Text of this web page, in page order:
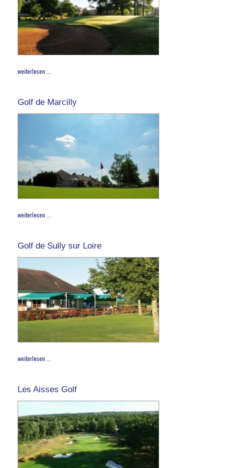
weiterlesen ...
Golf de Marcilly
weiterlesen ...
Golf de Sully sur Loire
weiterlesen ...
Les Aisses Golf